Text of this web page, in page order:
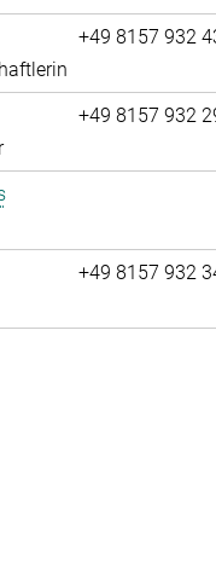
+49 8157 932
+49 8157 932
+49 8157 932